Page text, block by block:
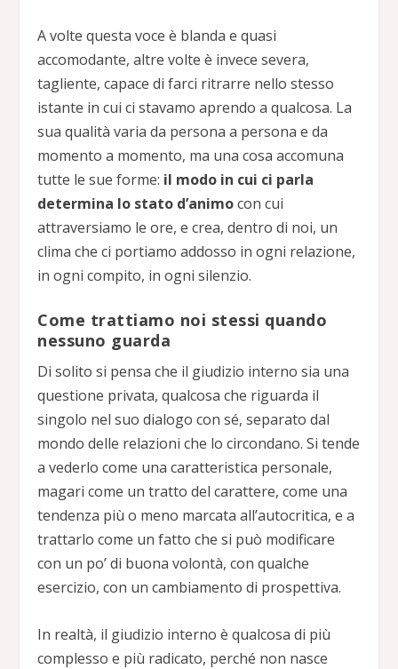
A volte questa voce è blanda e quasi
accomodante, altre volte è invece severa,
tagliente, capace di farci ritrarre nello stesso
istante in cui ci stavamo aprendo a qualcosa. La
sua qualità varia da persona a persona e da
momento a momento, ma una cosa accomuna
tutte le sue forme: il modo in cui ci parla
determina lo stato d’animocon cui
attraversiamo le ore, e crea, dentro di noi, un
clima che ci portiamo addosso in ogni relazione,
in ogni compito, in ogni silenzio.
Come trattiamo noi stessi quando
nessuno guarda
Di solito si pensa che il giudizio interno sia una
questione privata, qualcosa che riguarda il
singolo nel suo dialogo con sé, separato dal
mondo delle relazioni che lo circondano. Si tende
a vederlo come una caratteristica personale,
magari come un tratto del carattere, come una
tendenza più o meno marcata all’autocritica, e a
trattarlo come un fatto che si può modificare
con un po’ di buona volontà, con qualche
esercizio, con un cambiamento di prospettiva.
In realtà, il giudizio interno è qualcosa di più
complesso e più radicato, perché non nasce